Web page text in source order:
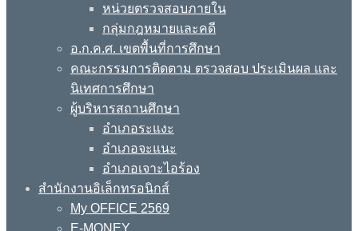
หน่วยตรวจสอบภายใน
กลุ่มกฎหมายและคดี
อ.ก.ค.ศ. เขตพื้นที่การศึกษา
คณะกรรมการติดตาม ตรวจสอบ ประเมินผล และ
นิเทศการศึกษา
ผู้บริหารสถานศึกษา
อำเภอระแงะ
อำเภอจะแนะ
อำเภอเจาะไอร้อง
สำนักงานอิเล็กทรอนิกส์
My OFFICE 2569
E-MONEY